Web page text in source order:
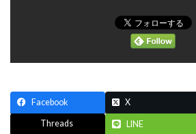
Facebook X
Threads LINE